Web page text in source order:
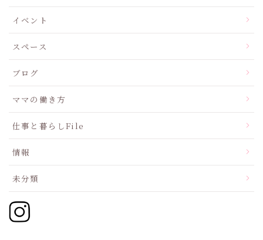
イベント
スペース
ブログ
ママの働き方
仕事と暮らしFile
情報
未分類